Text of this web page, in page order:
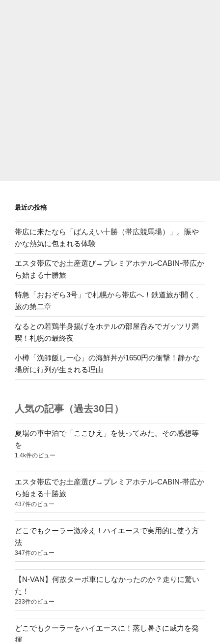
最近の投稿
帯広に来たなら「ばんえい十勝（帯広競馬場）」。賑や
かな熱気に包まれる体験
エスタ帯広でお土産選び→プレミアホテル-CABIN-帯広か
ら始まる十勝旅
特急「おおぞら3号」で札幌から帯広へ！鉄道旅が開く、
旅の第二章
なるとの若鶏半身揚げをホテルの部屋呑みでガッツリ満
喫！札幌の最終夜
小樽「漁師飯し一心」の海鮮丼が1650円の衝撃！静かな
場所に行列が生まれる理由
人気の記事（過去30日）
夏場の車中泊で「ここひえ」を使ってみた。その感想等
を
1.4k件のビュー
エスタ帯広でお土産選び→プレミアホテル-CABIN-帯広か
ら始まる十勝旅
437件のビュー
どこでもクーラー激冷え！ハイエースで実用的に使う方
法
347件のビュー
【N-VAN】何故ターボ車にしなかったのか？走りに驚い
た！
233件のビュー
どこでもクーラーをハイエースに！蒸し暑さに威力を発
揮